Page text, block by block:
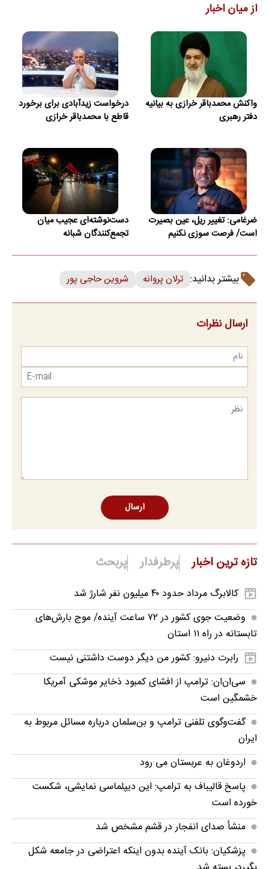
از میان اخبار
واکنش محمدباقر خرازی به بیانیه
دفتر رهبری
درخواست زیدآبادی برای برخورد
قاطع با محمدباقر خرازی
ضرغامی: تغییر ریل، عین بصیرت
است/ فرصت سوزی نکنیم
دست‌نوشته‌ای عجیب میان
تجمع‌کنندگان شبانه
بیشتر بدانید: ترلان پروانه شروین حاجی پور
ارسال نظرات
ارسال
تازه ترین اخبار پرطرفدار پربحث
کالابرگ مرداد حدود ۴۰‌ میلیون نفر شارژ شد
وضعیت جوی کشور در ۷۲ ساعت آینده/ موج بارش‌های
تابستانه در راه ۱۱ استان
رابرت دنیرو: کشور من دیگر دوست داشتنی نیست
سی‌ان‌ان: ترامپ از افشای کمبود ذخایر موشکی آمریکا
خشمگین است
گفت‌وگوی تلفنی ترامپ و بن‌سلمان درباره مسائل مربوط به
ایران
اردوغان به عربستان می رود
پاسخ قالیباف به ترامپ: این دیپلماسی نمایشی، شکست
خورده است
منشأ صدای انفجار در قشم مشخص شد
پزشکیان: بانک آینده بدون اینکه اعتراضی در جامعه شکل